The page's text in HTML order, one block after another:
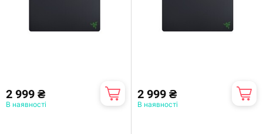
2 999 ₴
В наявності
2 999 ₴
В наявності